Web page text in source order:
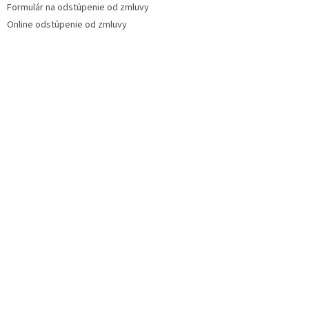
Formulár na odstúpenie od zmluvy
Online odstúpenie od zmluvy